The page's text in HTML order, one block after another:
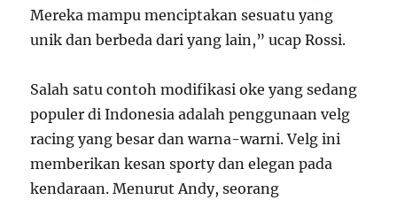
Mereka mampu menciptakan sesuatu yang
unik dan berbeda dari yang lain,” ucap Rossi.
Salah satu contoh modifikasi oke yang sedang
populer di Indonesia adalah penggunaan velg
racing yang besar dan warna-warni. Velg ini
memberikan kesan sporty dan elegan pada
kendaraan. Menurut Andy, seorang